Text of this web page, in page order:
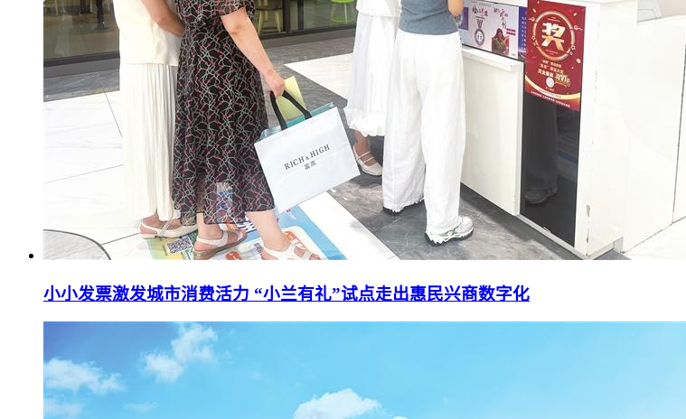
小小发票激发城市消费活力 “小兰有礼”试点走出惠民兴商数字化